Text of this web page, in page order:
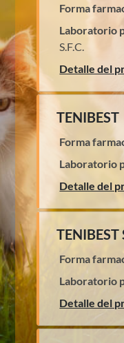
Forma
Laboratorio
S.F.C.
Detalle del
TENIBEST
Forma
Laboratorio
Detalle del
Forma
Laboratorio
Detalle del